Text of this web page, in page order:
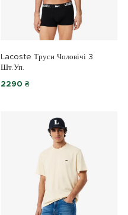
Lacoste Труси Чоловічі 3
Шт.уп.
2290 ₴